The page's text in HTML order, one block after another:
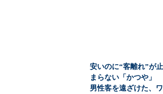
安いのに“客離れ”が止
まらない「かつや」
男性客を遠ざけた、ワ